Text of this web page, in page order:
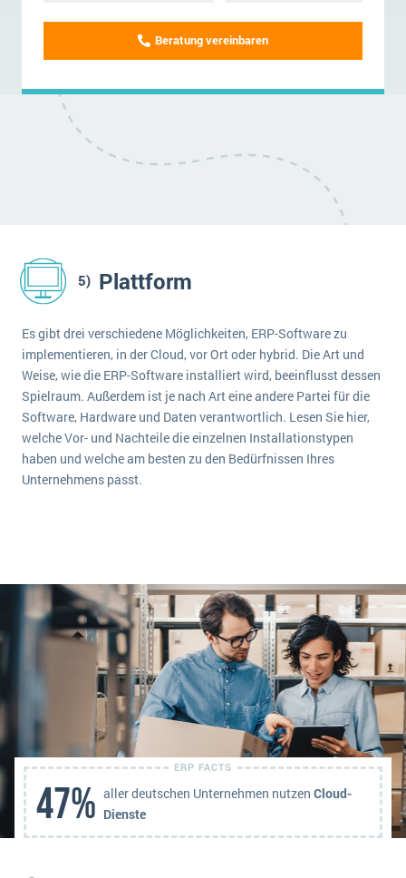
Beratung vereinbaren
Plattform
Es gibt drei verschiedene Möglichkeiten, ERP-Software zu
implementieren, in der Cloud, vor Ort oder hybrid. Die Art und
Weise, wie die ERP-Software installiert wird, beeinflusst dessen
Spielraum. Außerdem ist je nach Art eine andere Partei für die
Software, Hardware und Daten verantwortlich. Lesen Sie hier,
welche Vor- und Nachteile die einzelnen Installationstypen
haben und welche am besten zu den Bedürfnissen Ihres
Unternehmens passt.
47% aller deutschen Unternehmen nutzen Cloud-
Dienste